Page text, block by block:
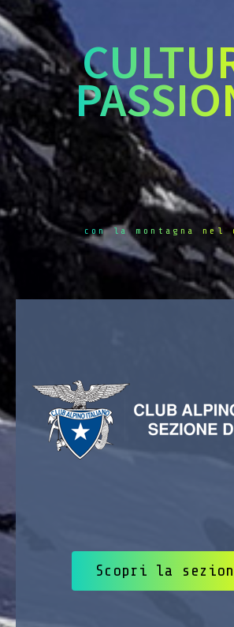
con la montagna nel
Scopri la